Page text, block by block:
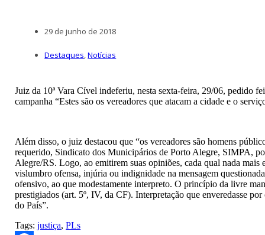
29 de junho de 2018
Destaques,Notícias
Juiz da 10ª Vara Cível indeferiu, nesta sexta-feira, 29/06, pedido
campanha “Estes são os vereadores que atacam a cidade e o
Além disso, o juiz destacou que “os vereadores são homens
requerido, Sindicato dos Municipários de Porto Alegre, SIMPA,
Alegre/RS. Logo, ao emitirem suas opiniões, cada qual nada
vislumbro ofensa, injúria ou indignidade na mensagem
ofensivo, ao que modestamente interpreto. O princípio da livre
prestigiados (art. 5º, IV, da CF). Interpretação que enveredasse
do País”.
Tags:justiça,PLs